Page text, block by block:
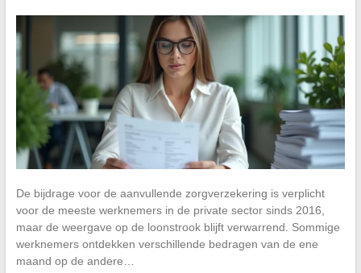
De bijdrage voor de aanvullende zorgverzekering is verplicht
voor de meeste werknemers in de private sector sinds 2016,
maar de weergave op de loonstrook blijft verwarrend. Sommige
werknemers ontdekken verschillende bedragen van de ene
maand op de andere…